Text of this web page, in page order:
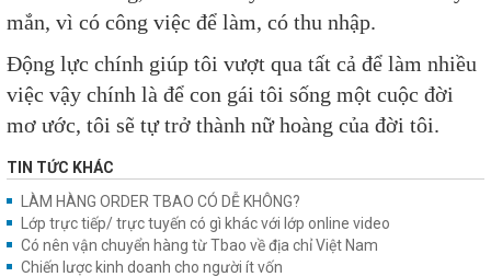
mắn, vì có công việc để làm, có thu nhập.
Động lực chính giúp tôi vượt qua tất cả để làm nhiều
việc vậy chính là để con gái tôi sống một cuộc đời
mơ ước, tôi sẽ tự trở thành nữ hoàng của đời tôi.
TIN TỨC KHÁC
LÀM HÀNG ORDER TBAO CÓ DỄ KHÔNG?
Lớp trực tiếp/ trực tuyến có gì khác với lớp online video
Có nên vận chuyển hàng từ Tbao về địa chỉ Việt Nam
Chiến lược kinh doanh cho người ít vốn